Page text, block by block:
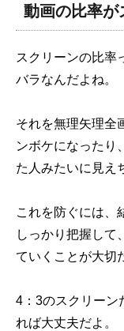
動画の比率が
スクリーンの比率
バラなんだよね。
それを無理矢理全
ンボケになったり
た人みたいに見え
これを防ぐには、
しっかり把握して
ていくことが大切
4：3のスクリーン
れば大丈夫だよ。